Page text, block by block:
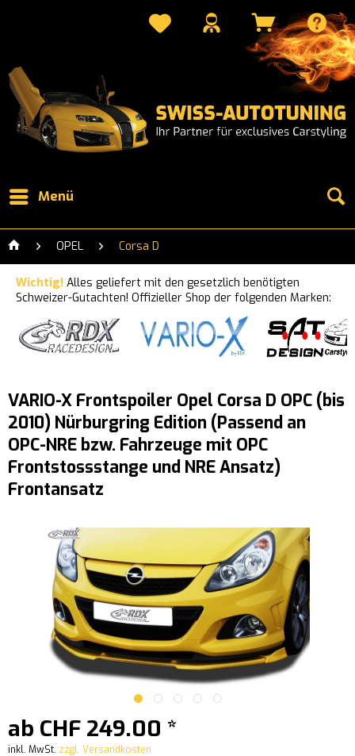
Menü
OPEL Corsa D
Wichtig! Alles geliefert mit den gesetzlich benötigten
Schweizer-Gutachten! Offizieller Shop der folgenden Marken:
VARIO-X Frontspoiler Opel Corsa D OPC (bis
2010) Nürburgring Edition (Passend an
OPC-NRE bzw. Fahrzeuge mit OPC
Frontstossstange und NRE Ansatz)
Frontansatz
ab CHF 249.00 *
inkl. MwSt. zzgl. Versandkosten